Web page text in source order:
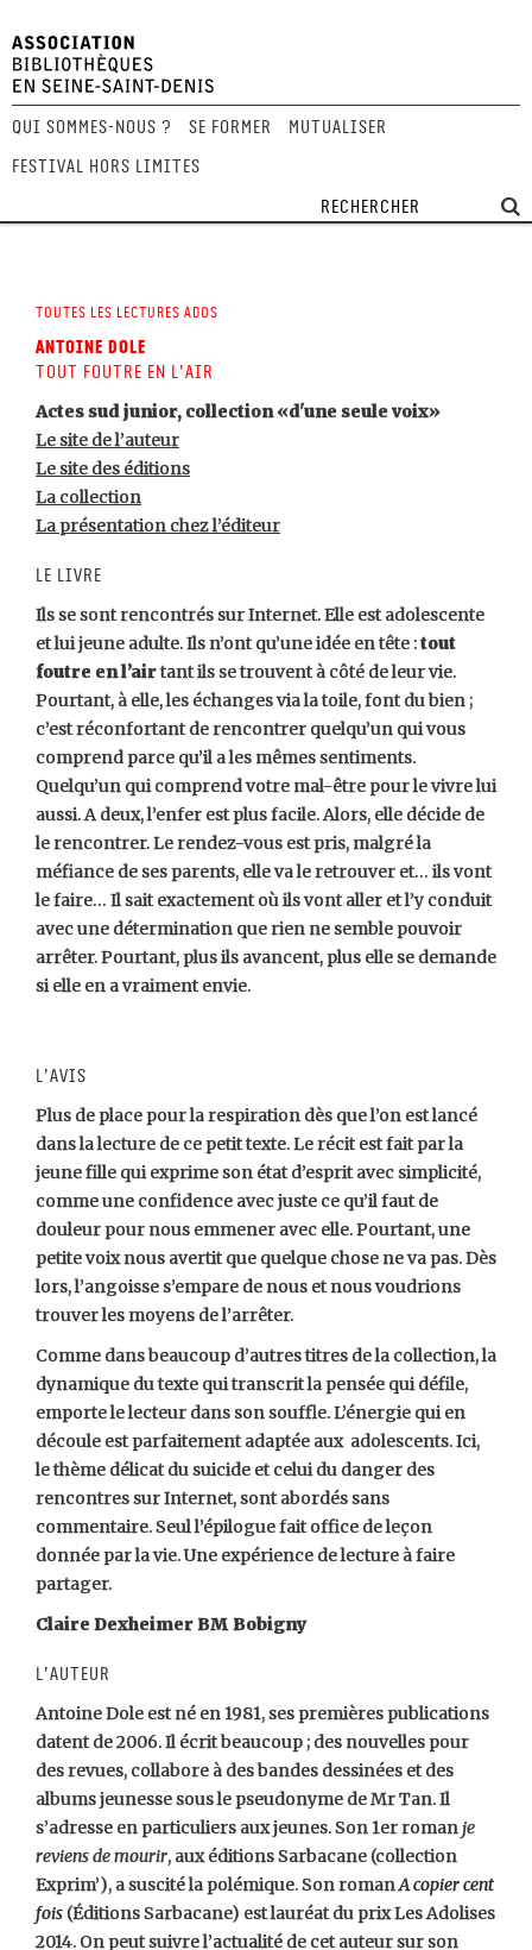
Qui sommes-nous ? Se former
Mutualiser
Festival Hors Limites
Toutes les lectures ados
Antoine Dole
Tout foutre en l’air
Actes sud junior, collection «d'une seule voix»
Le site de l’auteur
Le site des éditions
La collection
La présentation chez l’éditeur
Le livre
Ils se sont rencontrés sur Internet. Elle est adolescente
et lui jeune adulte. Ils n’ont qu’une idée en tête :tout
foutre en l’airtant ils se trouvent à côté de leur vie.
Pourtant, à elle, les échanges via la toile, font du bien ;
c’est réconfortant de rencontrer quelqu’un qui vous
comprend parce qu’il a les mêmes sentiments.
Quelqu’un qui comprend votre mal-être pour le vivre lui
aussi. A deux, l’enfer est plus facile. Alors, elle décide de
le rencontrer. Le rendez-vous est pris, malgré la
méfiance de ses parents, elle va le retrouver et… ils vont
le faire… Il sait exactement où ils vont aller et l’y conduit
avec une détermination que rien ne semble pouvoir
arrêter. Pourtant, plus ils avancent, plus elle se demande
si elle en a vraiment envie.
L’avis
Plus de place pour la respiration dès que l’on est lancé
dans la lecture de ce petit texte. Le récit est fait par la
jeune fille qui exprime son état d’esprit avec simplicité,
comme une confidence avec juste ce qu’il faut de
douleur pour nous emmener avec elle. Pourtant, une
petite voix nous avertit que quelque chose ne va pas. Dès
lors, l’angoisse s’empare de nous et nous voudrions
trouver les moyens de l’arrêter.
Comme dans beaucoup d’autres titres de la collection, la
dynamique du texte qui transcrit la pensée qui défile,
emporte le lecteur dans son souffle. L’énergie qui en
découle est parfaitement adaptée aux adolescents. Ici,
le thème délicat du suicide et celui du danger des
rencontres sur Internet, sont abordés sans
commentaire. Seul l’épilogue fait office de leçon
donnée par la vie. Une expérience de lecture à faire
partager.
Claire Dexheimer BM Bobigny
L’auteur
Antoine Dole est né en 1981, ses premières publications
datent de 2006. Il écrit beaucoup ; des nouvelles pour
des revues, collabore à des bandes dessinées et des
albums jeunesse sous le pseudonyme de Mr Tan. Il
s’adresse en particuliers aux jeunes. Son 1er romanje
reviens de mourir, aux éditions Sarbacane (collection
Exprim’), a suscité la polémique. Son romanA copier cent
fois(Éditions Sarbacane) est lauréat du prix Les Adolises
2014. On peut suivre l’actualité de cet auteur sur son